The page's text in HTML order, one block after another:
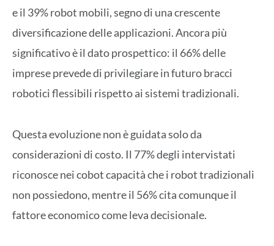
e il 39% robot mobili, segno di una crescente
diversificazione delle applicazioni. Ancora più
significativo è il dato prospettico: il 66% delle
imprese prevede di privilegiare in futuro bracci
robotici flessibili rispetto ai sistemi tradizionali.
Questa evoluzione non è guidata solo da
considerazioni di costo. Il 77% degli intervistati
riconosce nei cobot capacità che i robot tradizionali
non possiedono, mentre il 56% cita comunque il
fattore economico come leva decisionale.